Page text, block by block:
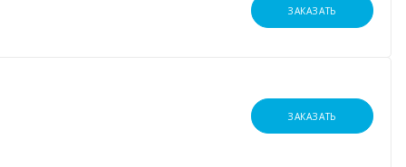
ЗАКАЗАТЬ
ЗАКАЗАТЬ